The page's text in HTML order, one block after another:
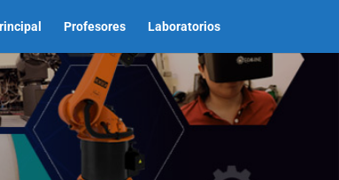
Profesores Laboratorios